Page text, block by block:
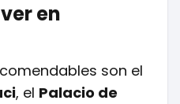
en
son el
, el Palacio de